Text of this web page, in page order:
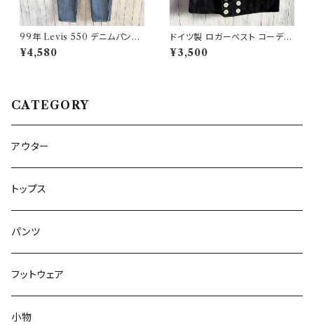
99年 Levis 550 デニムパンツ
ワイドデニム リーバイス ヴィン
テージ 21
¥4,580
ドイツ製 ロガーベスト コーデュ
ロイベスト ワークベスト 黒 ダブ
ルブレスト
¥3,500
CATEGORY
アウター
トップス
パンツ
フットウェア
小物